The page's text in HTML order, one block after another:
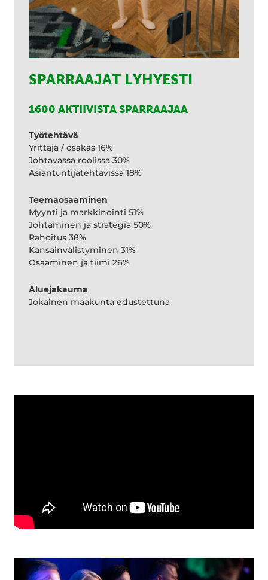
SPARRAAJAT LYHYESTI
1600 AKTIIVISTA SPARRAAJAA
Työtehtävä
Yrittäjä / osakas 16%
Johtavassa roolissa 30%
Asiantuntijatehtävissä 18%
Teemaosaaminen
Myynti ja markkinointi 51%
Johtaminen ja strategia 50%
Rahoitus 38%
Kansainvälistyminen 31%
Osaaminen ja tiimi 26%
Aluejakauma
Jokainen maakunta edustettuna